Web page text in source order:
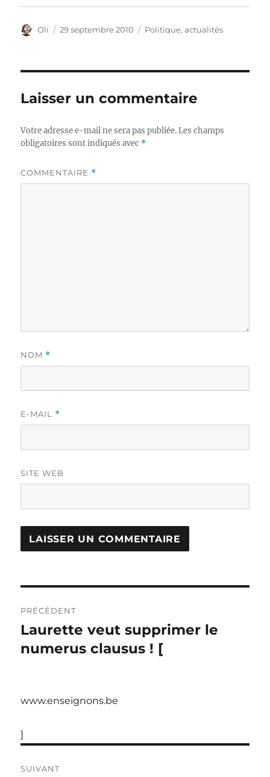
Auteur
Oli
Publié
29 septembre 2010 Catégories
Politique, actualités
Laisser un commentaire
Votre adresse e-mail ne sera pas publiée. Les champs
obligatoires sont indiqués avec *
COMMENTAIRE *
NOM *
E-MAIL *
SITE WEB
de
l’article
PRÉCÉDENT
Publication
précédente :
Laurette veut supprimer le
numerus clausus ! [
www.enseignons.be
]
SUIVANT